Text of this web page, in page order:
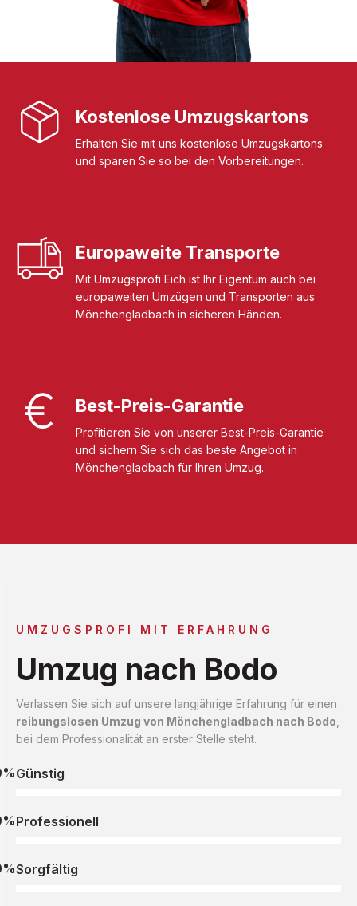
Kostenlose Umzugskartons
Erhalten Sie mit uns kostenlose Umzugskartons
und sparen Sie so bei den Vorbereitungen.
Europaweite Transporte
Mit Umzugsprofi Eich ist Ihr Eigentum auch bei
europaweiten Umzügen und Transporten aus
Mönchengladbach in sicheren Händen.
Best-Preis-Garantie
Profitieren Sie von unserer Best-Preis-Garantie
und sichern Sie sich das beste Angebot in
Mönchengladbach für Ihren Umzug.
UMZUGSPROFI MIT ERFAHRUNG
Umzug nach Bodo
Verlassen Sie sich auf unsere langjährige Erfahrung für einen
reibungslosen Umzug von Mönchengladbach nach Bodo
bei dem Professionalität an erster Stelle steht.
Günstig
Professionell
Sorgfältig